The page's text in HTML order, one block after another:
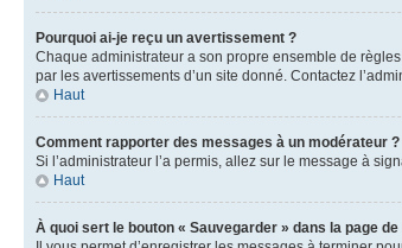
Pourquoi ai-je reçu un avertissement ?
Chaque administrateur a son propre ensemble de
par les avertissements d’un site donné. Contactez
Haut
Comment rapporter des messages à un modérateur ?
Si l’administrateur l’a permis, allez sur le message à
Haut
À quoi sert le bouton « Sauvegarder » dans la page